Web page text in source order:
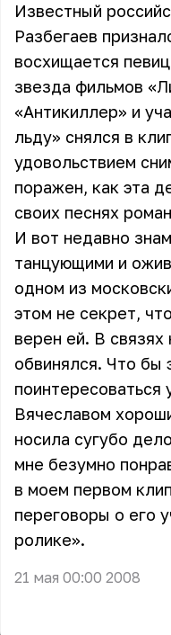
Известный
Разбегаев
восхищается
звезда фильмов
«Антикиллер» и
льду» снялся в
удовольствием
поражен, как эта
своих песнях
И вот недавно
танцующими и
одном из
этом не секрет,
верен ей. В связях
обвинялся. Что бы
Вячеславом
носила сугубо
мне безумно
в моем первом
переговоры о его
ролике».
21 мая 00:00 2008